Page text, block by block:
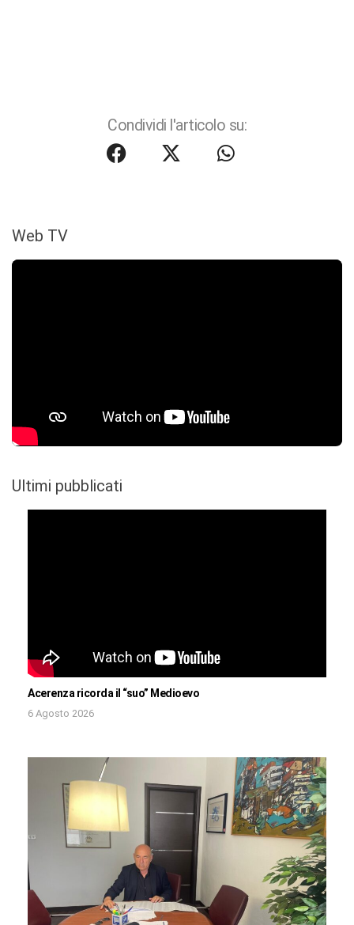
Condividi l'articolo su:
Web TV
Ultimi pubblicati
Acerenza ricorda il “suo” Medioevo
6 Agosto 2026